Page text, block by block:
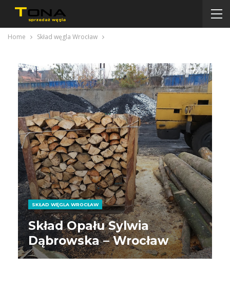
Home Skład węgla Wrocław
SKŁAD WĘGLA WROCŁAW
Skład Opału Sylwia
Dąbrowska – Wrocław